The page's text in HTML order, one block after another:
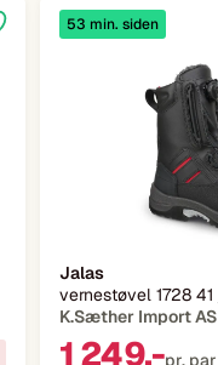
53 min. siden
Jalas
vernestøvel 1728
K.Sæther Import AS
1 249,-pr. par